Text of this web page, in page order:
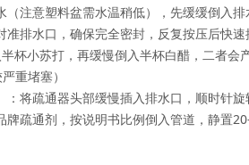
（注意塑料盆需水温稍低），先缓缓倒入
准排水口，确保完全密封，反复按压后快
杯小苏打，再缓慢倒入半杯白醋，二者
重堵塞）
：将疏通器头部缓慢插入排水口，顺时针
牌疏通剂，按说明书比例倒入管道，静置